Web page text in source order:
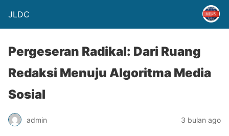
JLDC
Pergeseran Radikal: Dari Ruang
Redaksi Menuju Algoritma Media
Sosial
admin 3 bulan ago